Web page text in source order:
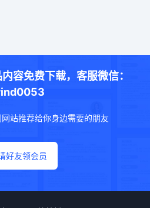
容免费下载，客服微信：
站推荐给你身边需要的朋友
好友领会员